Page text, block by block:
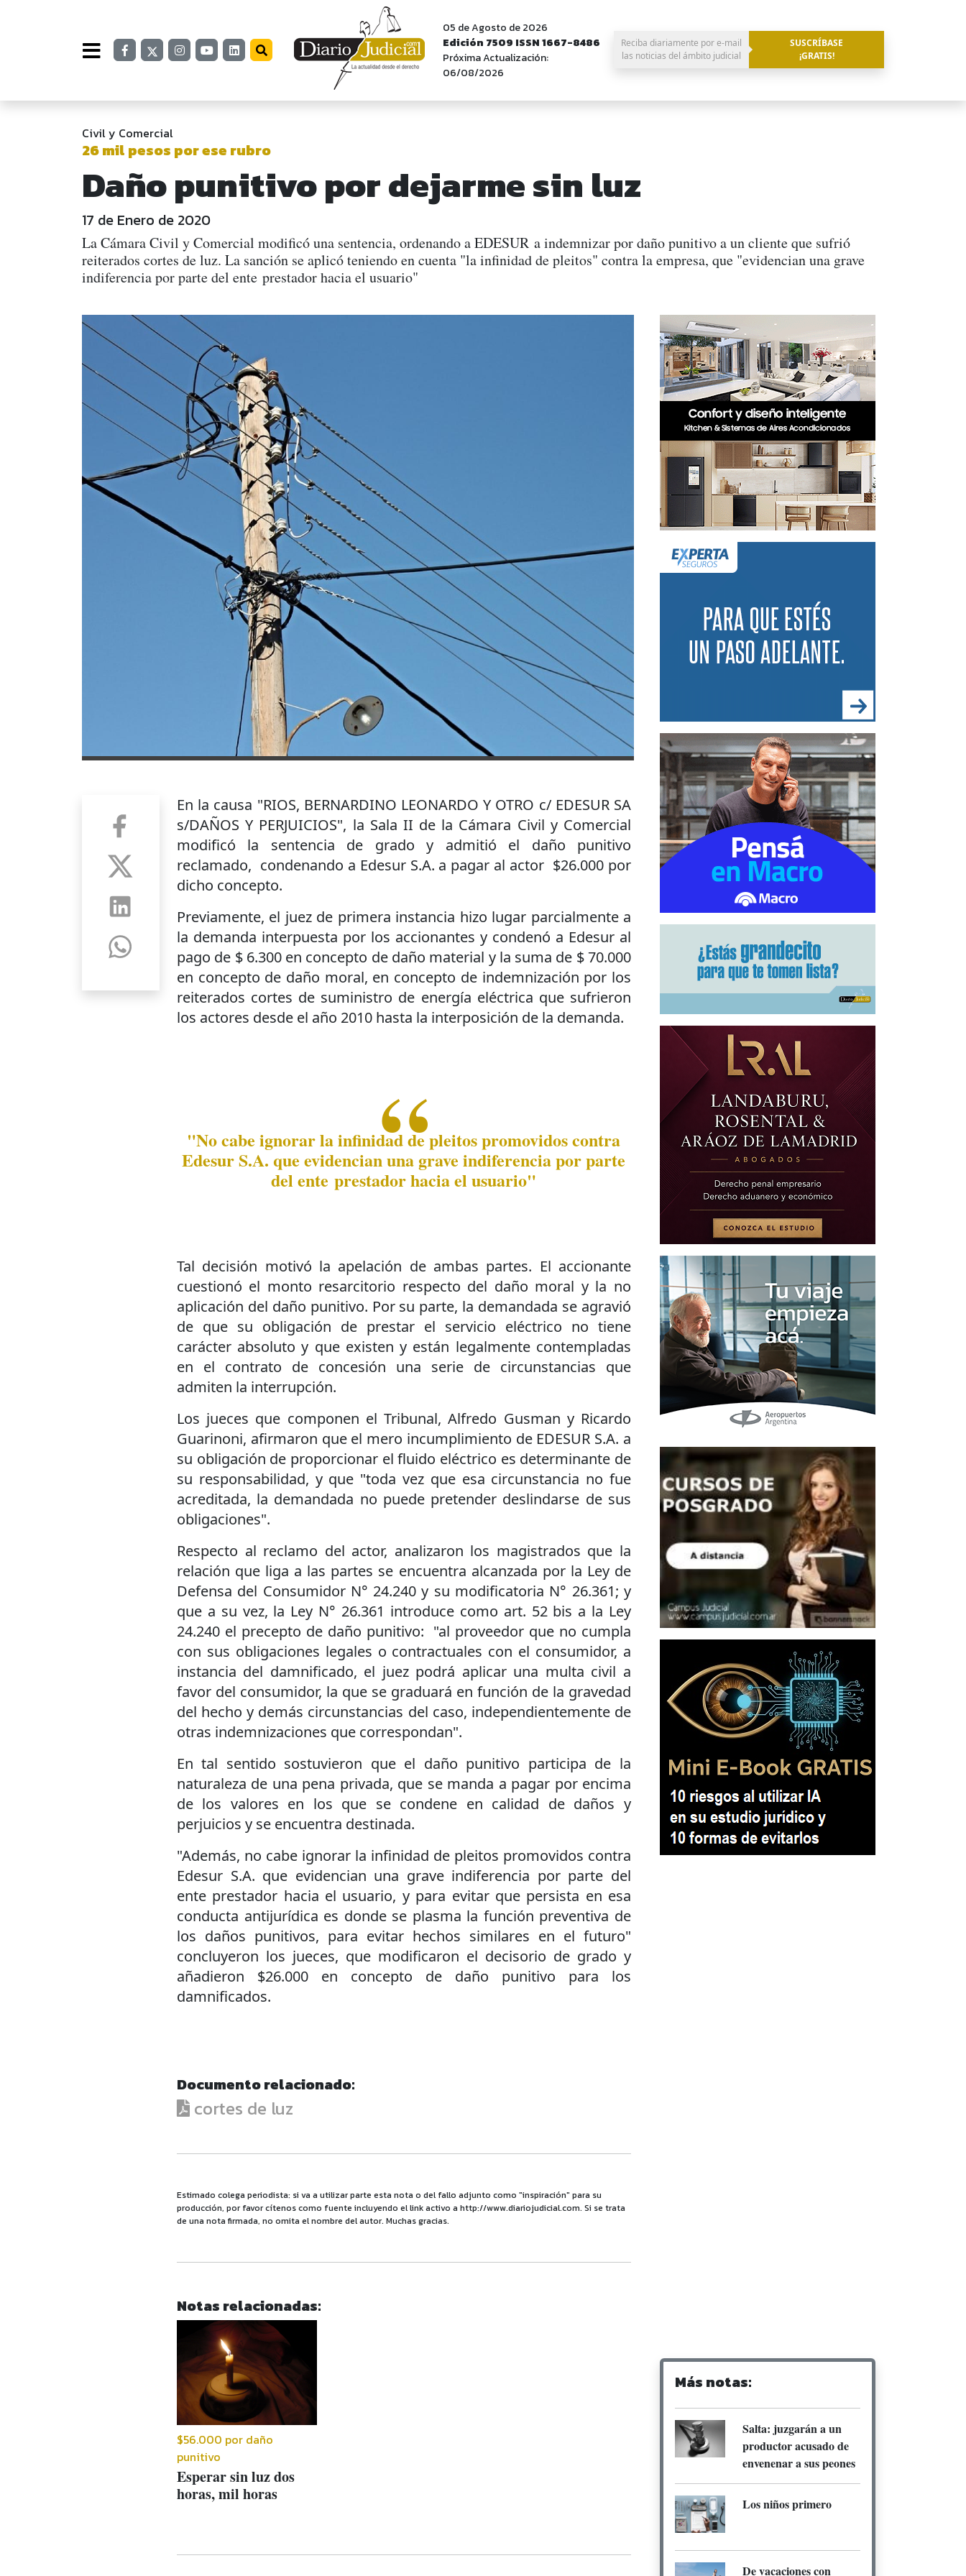
05 de Agosto de 2026
Edición 7509 ISSN 1667-8486
Próxima Actualización:
06/08/2026
Reciba diariamente por e-mail
las noticias del ámbito judicial
SUSCRÍBASE
¡GRATIS!
Civil y Comercial
26 mil pesos por ese rubro
Daño punitivo por dejarme sin luz
17 de Enero de 2020
La Cámara Civil y Comercial modificó una sentencia, ordenando a EDESUR a indemnizar por daño punitivo a un cliente que sufrió
reiterados cortes de luz. La sanción se aplicó teniendo en cuenta "la infinidad de pleitos" contra la empresa, que "evidencian una grave
indiferencia por parte del ente prestador hacia el usuario"
En la causa "RIOS, BERNARDINO LEONARDO Y OTRO c/ EDESUR SA
s/DAÑOS Y PERJUICIOS", la Sala II de la Cámara Civil y Comercial
modificó la sentencia de grado y admitió el daño punitivo
reclamado, condenando a Edesur S.A. a pagar al actor $26.000 por
dicho concepto.
Previamente, el juez de primera instancia hizo lugar parcialmente a
la demanda interpuesta por los accionantes y condenó a Edesur al
pago de $ 6.300 en concepto de daño material y la suma de $ 70.000
en concepto de daño moral, en concepto de indemnización por los
reiterados cortes de suministro de energía eléctrica que sufrieron
los actores desde el año 2010 hasta la interposición de la demanda.
"No cabe ignorar la infinidad de pleitos promovidos contra
Edesur S.A. que evidencian una grave indiferencia por parte
del ente prestador hacia el usuario"
Tal decisión motivó la apelación de ambas partes. El accionante
cuestionó el monto resarcitorio respecto del daño moral y la no
aplicación del daño punitivo. Por su parte, la demandada se agravió
de que su obligación de prestar el servicio eléctrico no tiene
carácter absoluto y que existen y están legalmente contempladas
en el contrato de concesión una serie de circunstancias que
admiten la interrupción.
Los jueces que componen el Tribunal, Alfredo Gusman y Ricardo
Guarinoni, afirmaron que el mero incumplimiento de EDESUR S.A. a
su obligación de proporcionar el fluido eléctrico es determinante de
su responsabilidad, y que "toda vez que esa circunstancia no fue
acreditada, la demandada no puede pretender deslindarse de sus
obligaciones".
Respecto al reclamo del actor, analizaron los magistrados que la
relación que liga a las partes se encuentra alcanzada por la Ley de
Defensa del Consumidor N° 24.240 y su modificatoria N° 26.361; y
que a su vez, la Ley N° 26.361 introduce como art. 52 bis a la Ley
24.240 el precepto de daño punitivo: "al proveedor que no cumpla
con sus obligaciones legales o contractuales con el consumidor, a
instancia del damnificado, el juez podrá aplicar una multa civil a
favor del consumidor, la que se graduará en función de la gravedad
del hecho y demás circunstancias del caso, independientemente de
otras indemnizaciones que correspondan".
En tal sentido sostuvieron que el daño punitivo participa de la
naturaleza de una pena privada, que se manda a pagar por encima
de los valores en los que se condene en calidad de daños y
perjuicios y se encuentra destinada.
"Además, no cabe ignorar la infinidad de pleitos promovidos contra
Edesur S.A. que evidencian una grave indiferencia por parte del
ente prestador hacia el usuario, y para evitar que persista en esa
conducta antijurídica es donde se plasma la función preventiva de
los daños punitivos, para evitar hechos similares en el futuro"
concluyeron los jueces, que modificaron el decisorio de grado y
añadieron $26.000 en concepto de daño punitivo para los
damnificados.
Documento relacionado:
cortes de luz
Estimado colega periodista: si va a utilizar parte esta nota o del fallo adjunto como "inspiración" para su
producción, por favor cítenos como fuente incluyendo el link activo a http://www.diariojudicial.com. Si se trata
de una nota firmada, no omita el nombre del autor. Muchas gracias.
Notas relacionadas:
$56.000 por daño
punitivo
Esperar sin luz dos
horas, mil horas
Más notas:
Salta: juzgarán a un
productor acusado de
envenenar a sus peones
Los niños primero
De vacaciones con